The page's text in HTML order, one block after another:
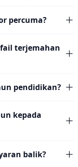
percuma?
terjemahan
pendidikan?
kepada
balik?